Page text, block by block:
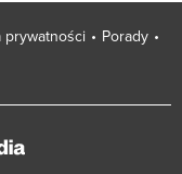
prywatności
Porady